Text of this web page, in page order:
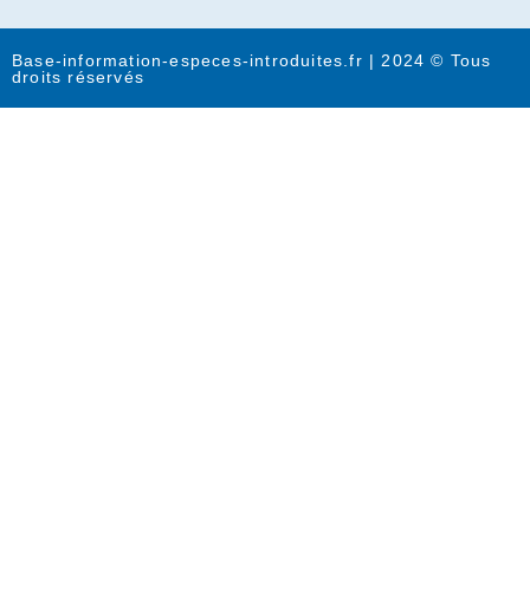
Base-information-especes-introduites.fr | 2024 © Tous
droits réservés